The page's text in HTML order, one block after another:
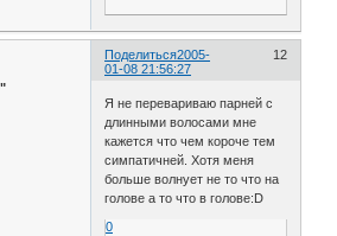
Поделиться 12
2005-
01-08 21:56:27
Я не перевариваю парней с
длинными волосами мне
кажется что чем короче тем
симпатичней. Хотя меня
больше волнует не то что на
голове а то что в голове:D
0